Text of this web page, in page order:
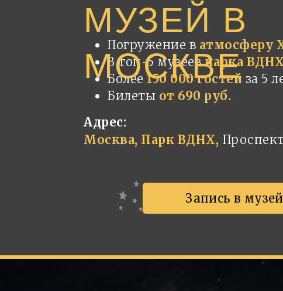
Погружение в атмосферу
В топ-5 музеевпарка ВДНХ
Более 150 000 гостей за 5
Билеты от 690 руб.
Адрес:
Москва, Парк ВДНХ,
МУЗЕЙ В
МОСКВЕ
Запись в музей